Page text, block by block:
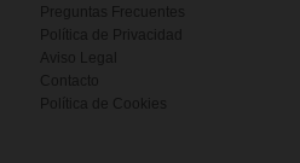
Preguntas Frecuentes
Política de Privacidad
Aviso Legal
Contacto
Política de Cookies